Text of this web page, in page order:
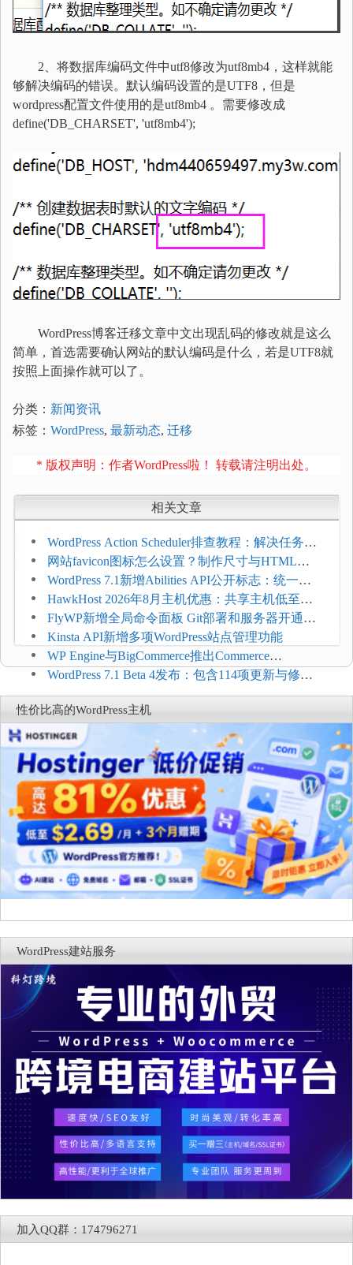
2、将数据库编码文件中utf8修改为utf8mb4，这样就能
够解决编码的错误。默认编码设置的是UTF8，但是
wordpress配置文件使用的是utf8mb4 。需要修改成
define('DB_CHARSET', 'utf8mb4');
WordPress博客迁移文章中文出现乱码的修改就是这么
简单，首选需要确认网站的默认编码是什么，若是UTF8就
按照上面操作就可以了。
分类： 新闻资讯
标签： WordPress, 最新动态, 迁移
* 版权声明：作者WordPress啦！ 转载请注明出处。
相关文章
WordPress Action Scheduler排查教程：解决任务积
压和订单延迟
网站favicon图标怎么设置？制作尺寸与HTML添
加方法
WordPress 7.1新增Abilities API公开标志：统一支
持REST API、MCP与AI代理
HawkHost 2026年8月主机优惠：共享主机低至
$2.61/月，高性能主机同步折扣
FlyWP新增全局命令面板 Git部署和服务器开通更
方便
Kinsta API新增多项WordPress站点管理功能
WP Engine与BigCommerce推出Commerce
Connect：WordPress商店可保留前台体验并扩展电
商能力
WordPress 7.1 Beta 4发布：包含114项更新与修
复，仅建议在测试环境体验
性价比高的WordPress主机
WordPress建站服务
加入QQ群：174796271